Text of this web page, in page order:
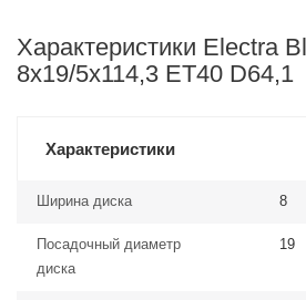
Характеристики Electra
8x19/5x114,3 ET40 D64,1
Характеристики
Ширина диска 8
Посадочный диаметр
диска
19